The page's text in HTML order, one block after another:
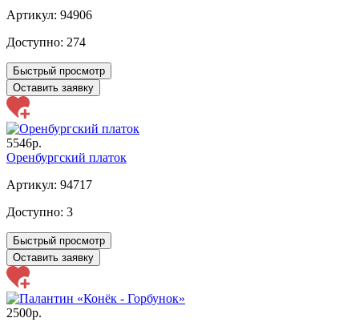
Артикул: 94906
Доступно: 274
Быстрый просмотр
Оставить заявку
5546р.
Оренбургский платок
Артикул: 94717
Доступно: 3
Быстрый просмотр
Оставить заявку
2500р.